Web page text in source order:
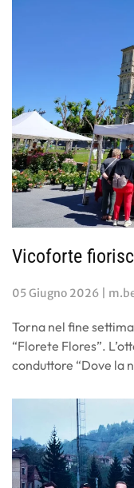
Vicoforte
05 Giugno 2026 |
Torna nel fine
“Florete Flores”.
conduttore “Dove la